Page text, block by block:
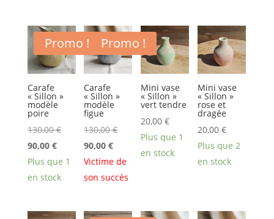
90,00 €.
Promo !
Carafe
« Sillon »
modèle
poire
130,00€Le
initial
était :
90,00 €Le
prix
actuel
90,00 €.
Plus que 1
en stock
Promo !
Carafe
« Sillon »
modèle
figue
130,00€Le
initial
était :
90,00€Le
prix
actuel
90,00 €.
Victime de
son succès
Mini vase
« Sillon »
vert tendre
20,00€
Plus que 1
en stock
Mini vase
« Sillon »
rose et
dragée
20,00 €
Plus que 2
en stock